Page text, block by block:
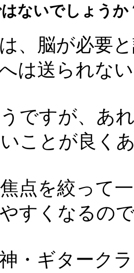
ないでしょうか
、脳が必要
は送られな
ですが、あ
ことが良く
点を絞って
すくなるの
・ギターク